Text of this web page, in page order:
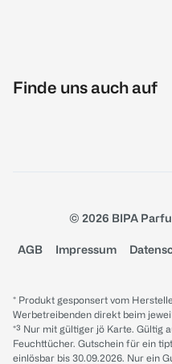
Finde uns auch auf
© 2026 BIPA
AGB Impressum
* Produkt gesponsert vom
Werbetreibenden direkt beim
*³ Nur mit gültiger jö Karte. Gültig
Feuchttücher. Gutschein für ein
einlösbar bis 30.09.2026. Nur ein